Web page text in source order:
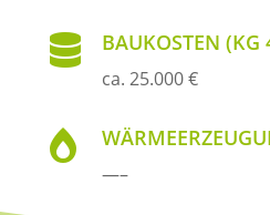
 BAUKOSTEN (KG
ca. 25.000 €

—–